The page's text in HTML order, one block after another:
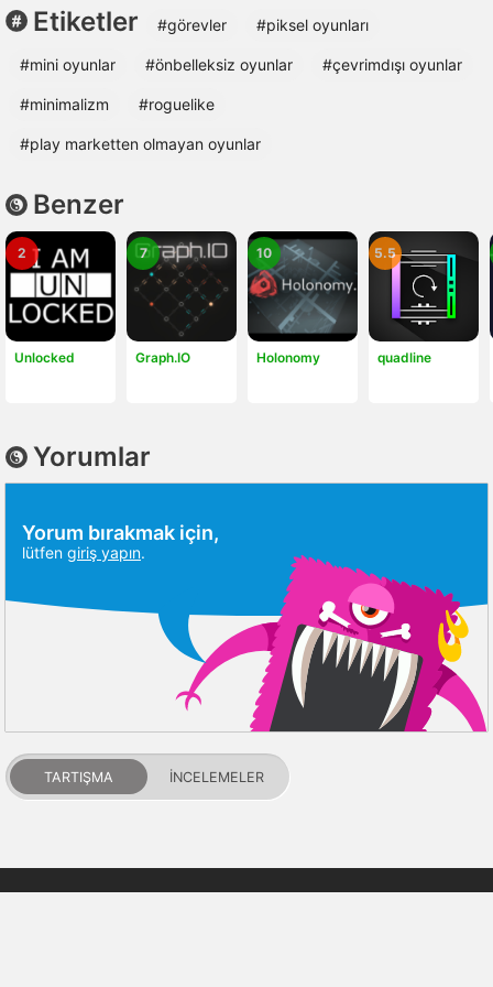
Etiketler #görevler #piksel oyunları
#mini oyunlar #önbelleksiz oyunlar #çevrimdışı oyunlar
#minimalizm #roguelike
#play marketten olmayan oyunlar
Benzer
Unlocked
2
Graph.IO
7
Holonomy
10
quadline
5.5
Yorumlar
Yorum bırakmak için,
lütfen giriş yapın.
TARTIŞMA İNCELEMELER